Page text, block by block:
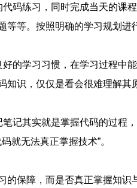
码练习，同时完成当天的课
等等。按照明确的学习规划
好的学习习惯，在学习过程中
知识，仅仅是看会很难理解
笔记其实就是掌握代码的过程
就无法真正掌握技术”。
保障，而是否真正掌握知识